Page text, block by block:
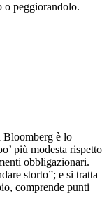
o peggiorandolo.
Bloomberg è lo
più modesta rispetto
obbligazionari.
storto”; e si tratta
comprende punti